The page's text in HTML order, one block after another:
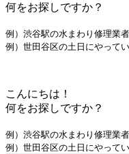
何をお探しですか？
例）渋谷駅の水まわり修理業者
例）世田谷区の土日にやって
こんにちは！
何をお探しですか？
例）渋谷駅の水まわり修理業者
例）世田谷区の土日にやって